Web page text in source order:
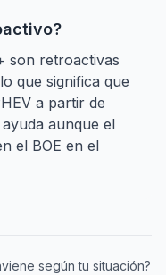
son retroactivas
que significa que
a partir de
aunque el
el BOE en el
según tu situación?